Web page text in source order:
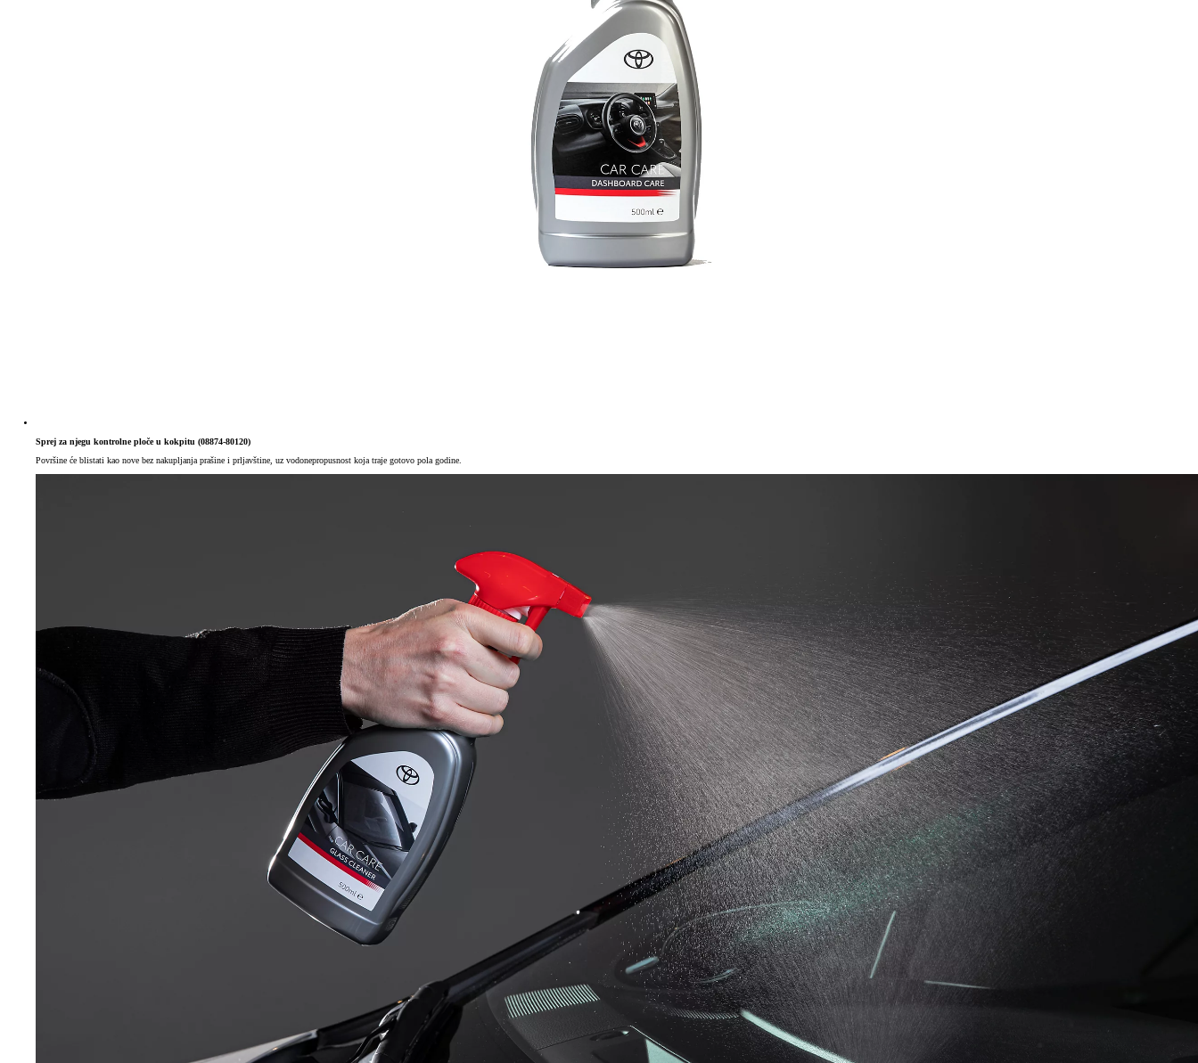
Sprej za njegu kontrolne ploče u kokpitu (08874-80120)
Površine će blistati kao nove bez nakupljanja prašine i prljavštine, uz vodonepropusnost koja traje gotovo pola godine.